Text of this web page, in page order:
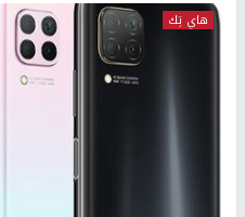
هاي تِك